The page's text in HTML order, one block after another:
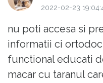
2022-02-23
nu poti accesa si
informatii ci
functional educati
macar cu taranul